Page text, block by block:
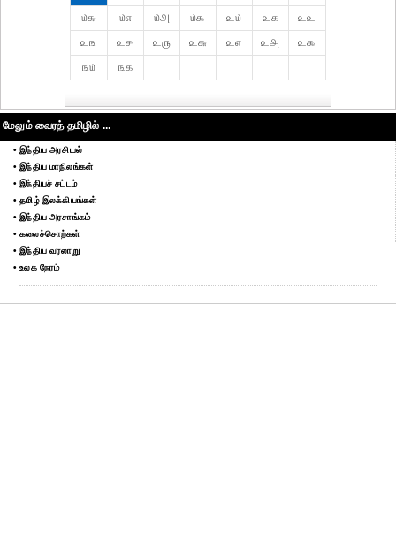
௰௬
௰௭ ௰௮ ௰௯ ௨௰ ௨௧
௨௨
௨௩
௨௪ ௨௫ ௨௬ ௨௭ ௨௮
௨௯
௩௰
௩௧
மேலும் வைரத் தமிழில் ...
• இந்திய அரசியல்
• இந்திய மாநிலங்கள்
• இந்தியச் சட்டம்
• தமிழ் இலக்கியங்கள்
• இந்திய அரசாங்கம்
• கலைச்சொற்கள்
• இந்திய வரலாறு
• உலக நேரம்